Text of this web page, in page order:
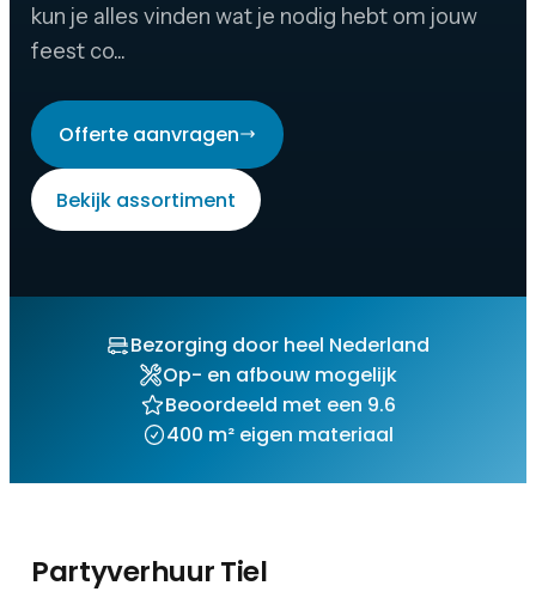
kun je alles vinden wat je nodig hebt om jouw
feest co...
Offerte aanvragen
Bekijk assortiment
Bezorging door heel Nederland
Op- en afbouw mogelijk
Beoordeeld met een 9.6
400 m² eigen materiaal
Partyverhuur Tiel